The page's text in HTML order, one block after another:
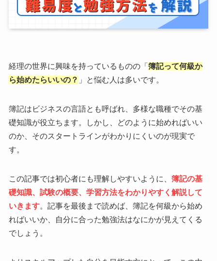
経理の世界に興味を持っているものの「 簿記って何級か
ら始めたらいいの？ 」と悩む人は多いです。
簿記はビジネスの言語とも呼ばれ、多様な職種でその基
礎知識が役立ちます。しかし、どのように始めればいい
のか、そのスタートラインがわかりにくいのが現実で
す。
この記事では初心者にも理解しやすいように、 簿記の基
礎知識、試験の概要、学習方法をわかりやすく解説して
いきます。記事を最後まで読めば、簿記を何級から始め
ればいいか、自分に合った勉強法はなにかが見えてくる
でしょう。